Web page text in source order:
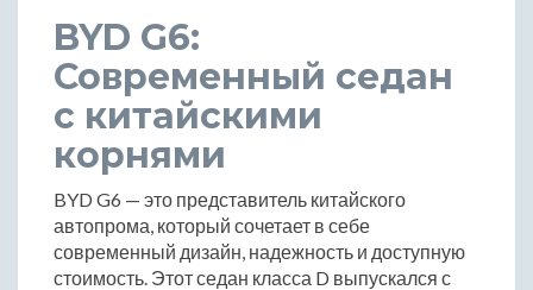
BYD G6:
Современный седан
с китайскими
корнями
BYD G6 — это представитель китайского
автопрома, который сочетает в себе
современный дизайн, надежность и доступную
стоимость. Этот седан класса D выпускался с